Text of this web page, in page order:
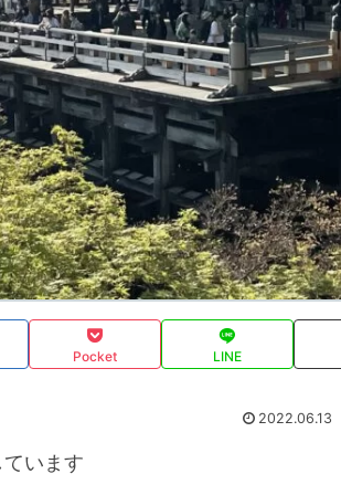
Pocket LINE
2022.06.13
います